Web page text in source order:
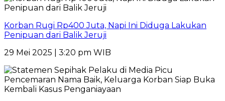
Korban Rugi Rp400 Juta, Napi Ini Diduga Lakukan
Penipuan dari Balik Jeruji
29 Mei 2025 | 3:20 pm WIB